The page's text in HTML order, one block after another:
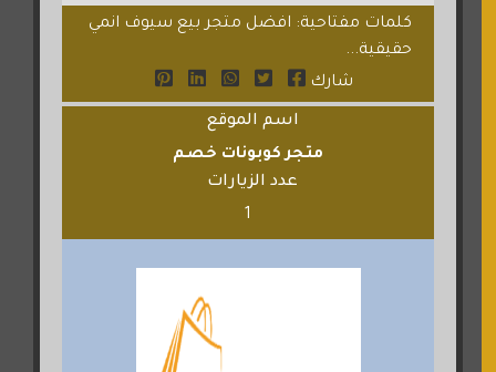
كلمات مفتاحية: افضل متجر بيع سيوف انمي
حقيقية...
شارك
اسم الموقع
متجر كوبونات خصم
عدد الزيارات
1